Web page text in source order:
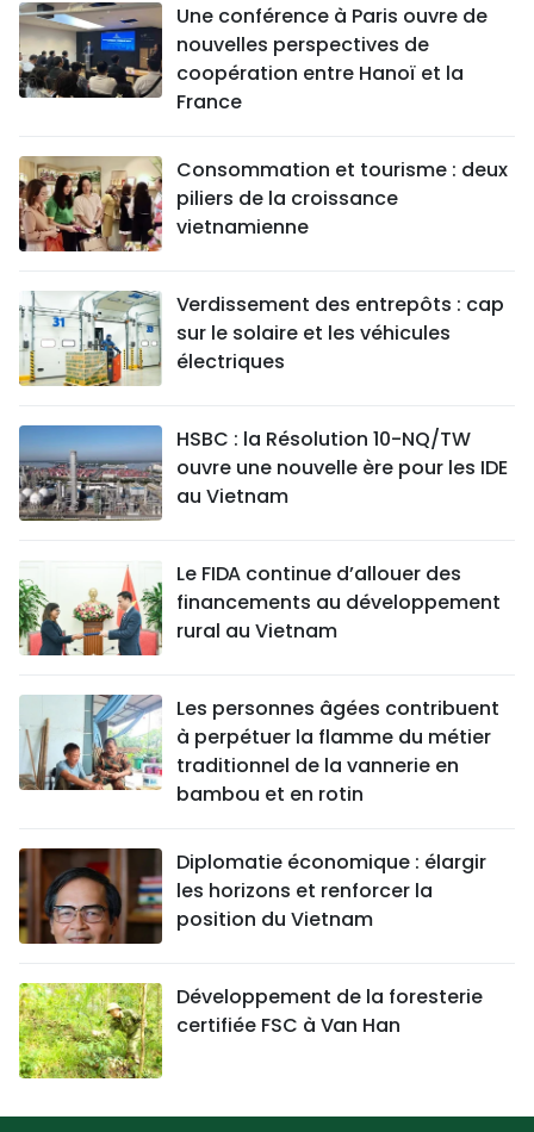
Une conférence à Paris ouvre de
nouvelles perspectives de
coopération entre Hanoï et la
France
Consommation et tourisme : deux
piliers de la croissance
vietnamienne
Verdissement des entrepôts : cap
sur le solaire et les véhicules
électriques
HSBC : la Résolution 10-NQ/TW
ouvre une nouvelle ère pour les IDE
au Vietnam
Le FIDA continue d’allouer des
financements au développement
rural au Vietnam
Les personnes âgées contribuent
à perpétuer la flamme du métier
traditionnel de la vannerie en
bambou et en rotin
Diplomatie économique : élargir
les horizons et renforcer la
position du Vietnam
Développement de la foresterie
certifiée FSC à Van Han